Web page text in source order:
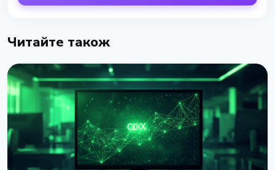
Читайте також